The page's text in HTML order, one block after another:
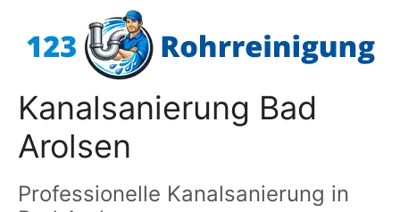
Inhalt
Kanalsanierung Bad
Arolsen
Professionelle Kanalsanierung in